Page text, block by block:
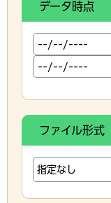
データ時点
ファイル形式